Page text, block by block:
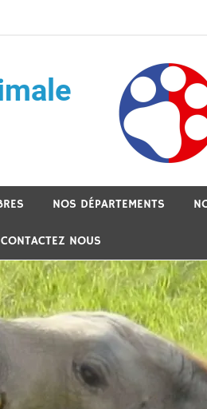
NOS DÉPARTEMENTS
CONTACTEZ NOUS